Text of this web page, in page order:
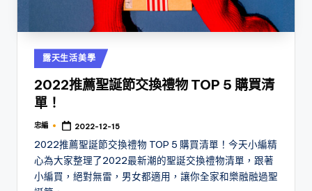
Posted
in
露天生活美學
2022推薦聖誕節交換禮物 TOP 5 購買清
單！
Posted
忠編 2022-12-15
2022推薦聖誕節交換禮物 TOP 5 購買清單！今天小編精
心為大家整理了2022最新潮的聖誕交換禮物清單，跟著
小編買，絕對無雷，男女都適用，讓你全家和樂融融過聖